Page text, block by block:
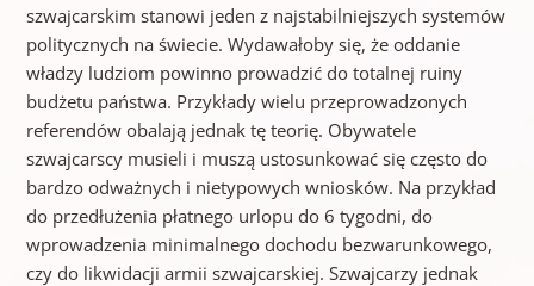
szwajcarskim stanowi jeden z najstabilniejszych systemów
politycznych na świecie. Wydawałoby się, że oddanie
władzy ludziom powinno prowadzić do totalnej ruiny
budżetu państwa. Przykłady wielu przeprowadzonych
referendów obalają jednak tę teorię. Obywatele
szwajcarscy musieli i muszą ustosunkować się często do
bardzo odważnych i nietypowych wniosków. Na przykład
do przedłużenia płatnego urlopu do 6 tygodni, do
wprowadzenia minimalnego dochodu bezwarunkowego,
czy do likwidacji armii szwajcarskiej. Szwajcarzy jednak